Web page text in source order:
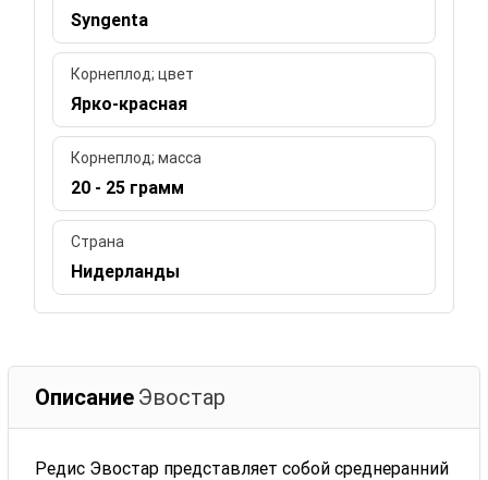
Syngenta
Корнеплод; цвет
Ярко-красная
Корнеплод; масса
20 - 25 грамм
Страна
Нидерланды
Описание Эвостар
Редис Эвостар представляет собой среднеранний